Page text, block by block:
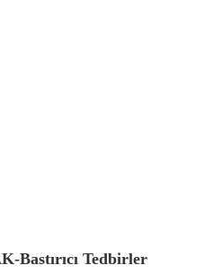
Bastırıcı Tedbirler